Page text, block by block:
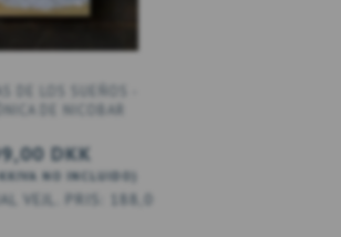
DE LOS SUEÑOS -
DE NICOBAR
DKK
IVA NO INCLUIDO)
188,00 DKK